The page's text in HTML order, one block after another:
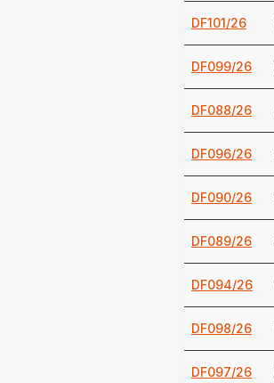
DF101/26
DF099/26
DF088/26
DF096/26
DF090/26
DF089/26
DF094/26
DF098/26
DF097/26